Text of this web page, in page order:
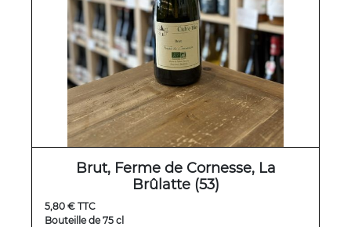
Brut, Ferme de Cornesse, La
Brûlatte (53)
5,80 € TTC
Bouteille de 75 cl